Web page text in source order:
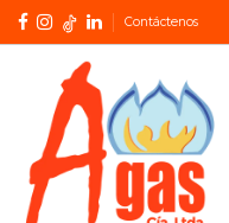
Contáctenos